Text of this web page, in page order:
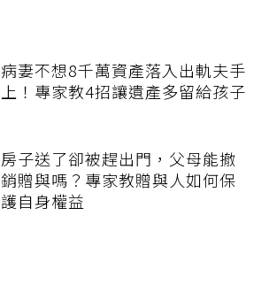
病妻不想8千萬資產落入出軌夫手
上！專家教4招讓遺產多留給孩子
房子送了卻被趕出門，父母能撤
銷贈與嗎？專家教贈與人如何保
護自身權益